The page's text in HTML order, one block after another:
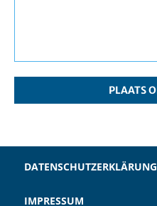
DATENSCHUTZERKLÄRUNG
IMPRESSUM